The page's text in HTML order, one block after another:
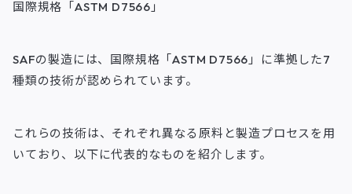
国際規格「ASTM D7566」
SAFの製造には、国際規格「ASTM D7566」に準拠した7
種類の技術が認められています。
これらの技術は、それぞれ異なる原料と製造プロセスを用
いており、以下に代表的なものを紹介します。